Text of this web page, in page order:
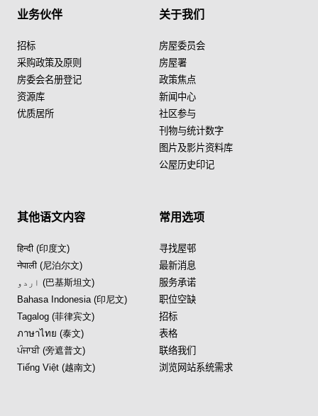
业务伙伴
招标
采购政策及原则
房委会名册登记
资源库
优质居所
关于我们
房屋委员会
房屋署
政策焦点
新闻中心
社区参与
刊物与统计数字
图片及影片资料库
公屋历史印记
其他语文内容
हिन्दी (印度文)
नेपाली (尼泊尔文)
اردو (巴基斯坦文)
Bahasa Indonesia (印尼文)
Tagalog (菲律宾文)
ภาษาไทย (泰文)
ਪੰਜਾਬੀ (旁遮普文)
Tiếng Việt (越南文)
常用选项
寻找屋邨
最新消息
服务承诺
职位空缺
招标
表格
联络我们
浏览网站系统需求